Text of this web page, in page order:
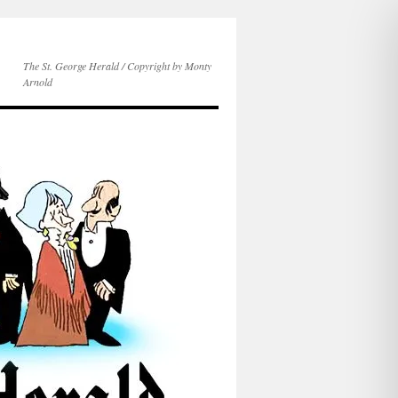
The St. George Herald / Copyright by Monty
Arnold